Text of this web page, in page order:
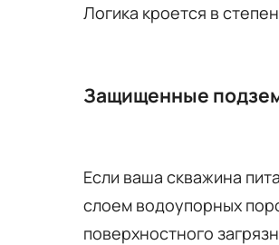
Логика кроется в
Защищенные
Если ваша скважина
слоем водоупорных
поверхностного